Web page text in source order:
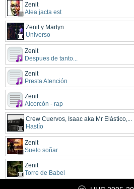
Zenit
Alea jacta est
Zenit y Martyn
Universo
Zenit
Despues de tanto...
Zenit
Presta Atención
Zenit
Alcorcón - rap
Crew Cuervos, Isaac aka Mr Elástico,...
Hastío
Zenit
Suelo soñar
Zenit
Torre de Babel